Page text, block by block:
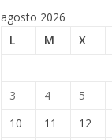
agosto 2026
L
M X
3
4 5
10
11 12